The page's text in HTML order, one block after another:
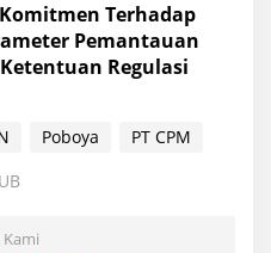
Komitmen Terhadap
Pemantauan
Regulasi
Poboya
PT CPM